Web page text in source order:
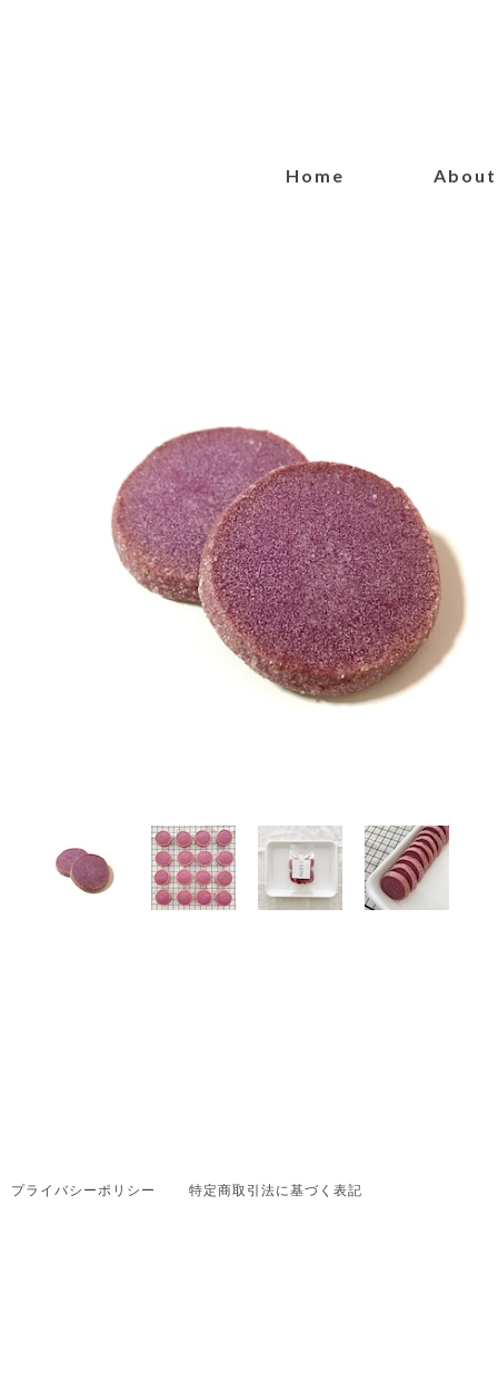
Home About
プライバシーポリシー 特定商取引法に基づく表記